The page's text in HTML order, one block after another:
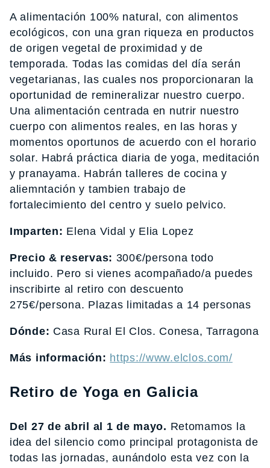
A alimentación 100% natural, con alimentos
ecológicos, con una gran riqueza en productos
de origen vegetal de proximidad y de
temporada. Todas las comidas del día serán
vegetarianas, las cuales nos proporcionaran la
oportunidad de remineralizar nuestro cuerpo.
Una alimentación centrada en nutrir nuestro
cuerpo con alimentos reales, en las horas y
momentos oportunos de acuerdo con el horario
solar. Habrá práctica diaria de yoga, meditación
y pranayama. Habrán talleres de cocina y
aliemntación y tambien trabajo de
fortalecimiento del centro y suelo pelvico.
Imparten: Elena Vidal y Elia Lopez
Precio & reservas: 300€/persona todo
incluido. Pero si vienes acompañado/a puedes
inscribirte al retiro con descuento
275€/persona. Plazas limitadas a 14 personas
Dónde: Casa Rural El Clos. Conesa, Tarragona
Más información: https://www.elclos.com/
Retiro de Yoga en Galicia
Del 27 de abril al 1 de mayo. Retomamos la
idea del silencio como principal protagonista de
todas las jornadas, aunándolo esta vez con la